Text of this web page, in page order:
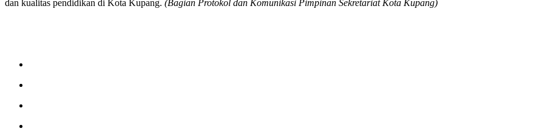
dan kualitas pendidikan di Kota Kupang. (Bagian Protokol dan Komunikasi Pimpinan Sekretariat Kota Kupang)